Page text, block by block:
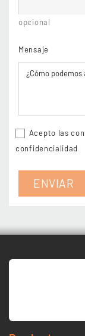
opcional
Mensaje
Acepto las
confidencialidad